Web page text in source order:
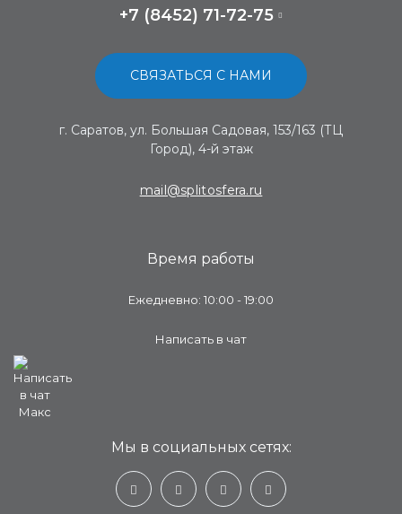
+7 (8452) 71-72-75
СВЯЗАТЬСЯ С НАМИ
г. Саратов, ул. Большая Садовая, 153/163 (ТЦ
Город), 4-й этаж
mail@splitosfera.ru
Время работы
Ежедневно: 10:00 - 19:00
Написать в чат
Мы в социальных сетях: